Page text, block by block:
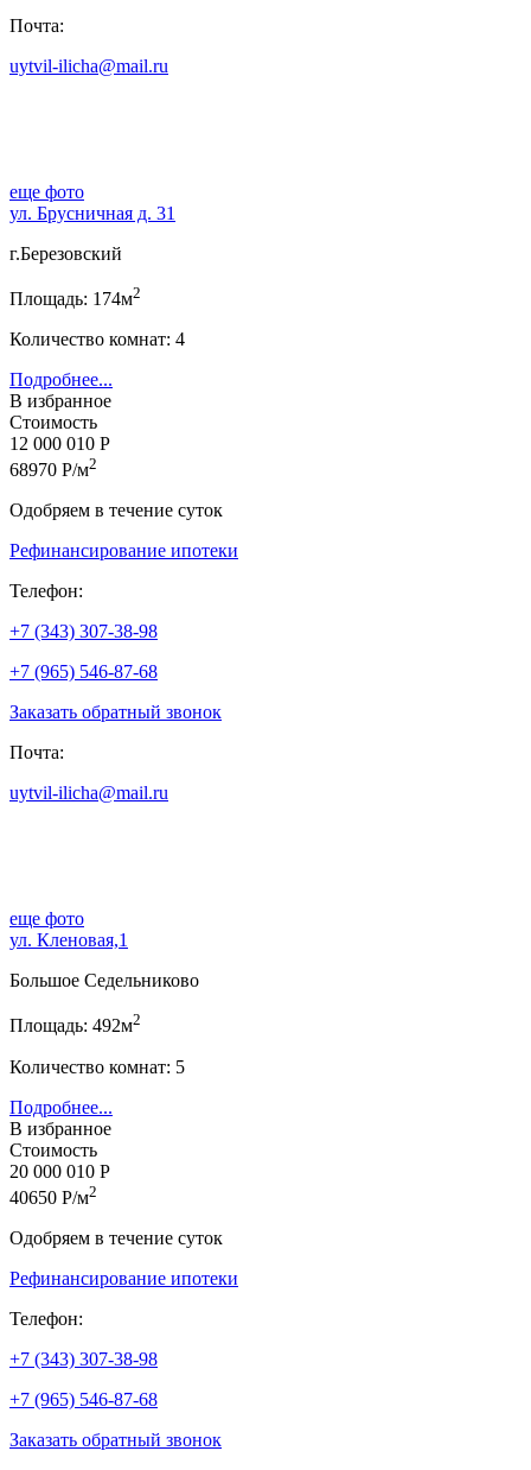
Почта:
uytvil-ilicha@mail.ru
еще фото
ул. Брусничная д. 31
г.Березовский
Площадь: 174м2
Количество комнат: 4
Подробнее...
В избранное
Стоимость
12 000 010 Р
68970 Р/м2
Одобряем в течение суток
Рефинансирование ипотеки
Телефон:
+7 (343) 307-38-98
+7 (965) 546-87-68
Заказать обратный звонок
Почта:
uytvil-ilicha@mail.ru
еще фото
ул. Кленовая,1
Большое Седельниково
Площадь: 492м2
Количество комнат: 5
Подробнее...
В избранное
Стоимость
20 000 010 Р
40650 Р/м2
Одобряем в течение суток
Рефинансирование ипотеки
Телефон:
+7 (343) 307-38-98
+7 (965) 546-87-68
Заказать обратный звонок